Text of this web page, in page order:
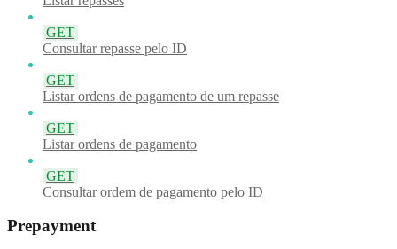
GET
Consultar repasse pelo ID
GET
Listar ordens de pagamento de um repasse
GET
Listar ordens de pagamento
GET
Consultar ordem de pagamento pelo ID
Prepayment